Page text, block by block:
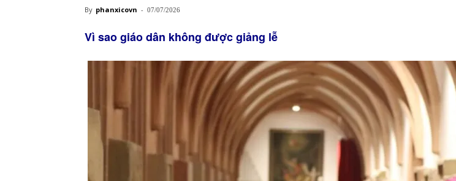
By phanxicovn - 07/07/2026
Vì sao giáo dân không được giảng lễ